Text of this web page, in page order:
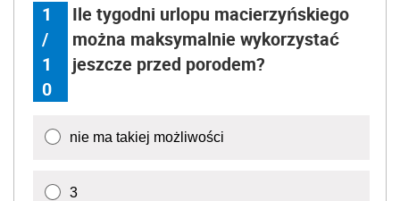
1
/
1
0
Ile tygodni urlopu macierzyńskiego
można maksymalnie wykorzystać
jeszcze przed porodem?
nie ma takiej możliwości
3